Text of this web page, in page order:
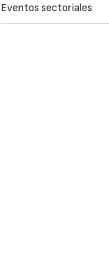
Eventos sectoriales